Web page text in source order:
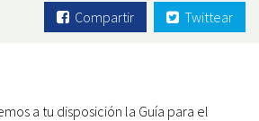
Compartir Twittear
a tu disposición la Guía para el